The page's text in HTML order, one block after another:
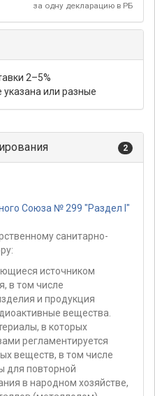
за одну декларацию в РБ
2–5%
указана или разные
2
Союза № 299 "Раздел I"
санитарно-
источником
в том числе
и продукция
вещества.
в которых
регламентируется
веществ, в том числе
для повторной
в народном хозяйстве,